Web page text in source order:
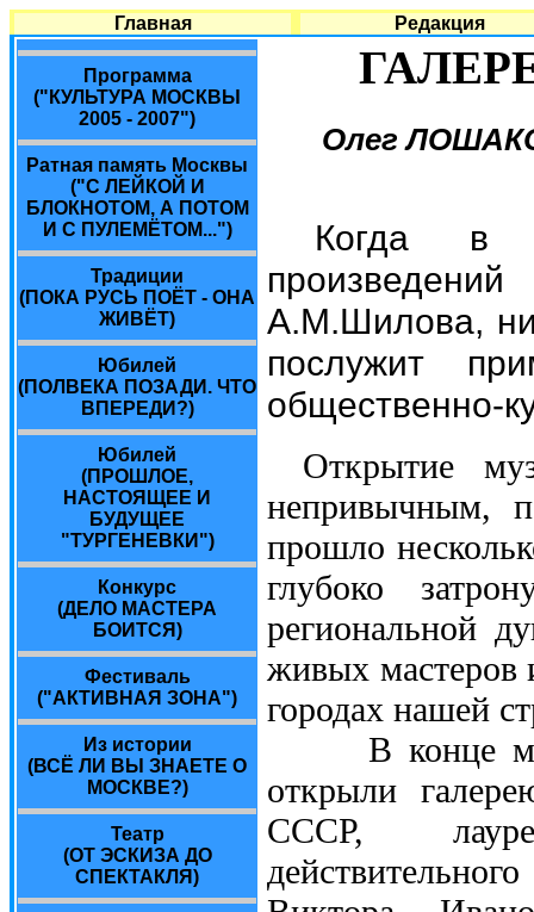
Главная Редакция
Программа
("КУЛЬТУРА МОСКВЫ
2005 - 2007")
Ратная память Москвы
("С ЛЕЙКОЙ И
БЛОКНОТОМ, А ПОТОМ
И С ПУЛЕМЁТОМ...")
Традиции
(ПОКА РУСЬ ПОЁТ - ОНА
ЖИВЁТ)
Юбилей
(ПОЛВЕКА ПОЗАДИ. ЧТО
ВПЕРЕДИ?)
Юбилей
(ПРОШЛОЕ,
НАСТОЯЩЕЕ И
БУДУЩЕЕ
"ТУРГЕНЕВКИ")
Конкурс
(ДЕЛО МАСТЕРА
БОИТСЯ)
Фестиваль
("АКТИВНАЯ ЗОНА")
Из истории
(ВСЁ ЛИ ВЫ ЗНАЕТЕ О
МОСКВЕ?)
Театр
(ОТ ЭСКИЗА ДО
СПЕКТАКЛЯ)
Олег
Когда в
А.М.Шилова,
послужит
общественно-
Открытие
непривычным,
прошло
глубоко
региональной
живых мастеров
городах нашей
В конце
открыли
СССР,